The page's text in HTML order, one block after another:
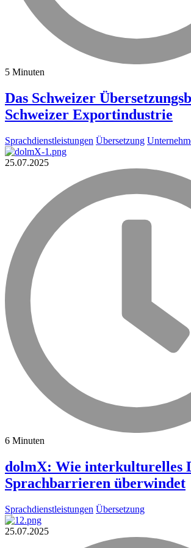
5 Minuten
Das Schweizer
Schweizer Exportindustrie
Sprachdienstleistungen Übersetzung
25.07.2025
6 Minuten
dolmX: Wie interkulturelles
Sprachbarrieren überwindet
Sprachdienstleistungen Übersetzung
25.07.2025